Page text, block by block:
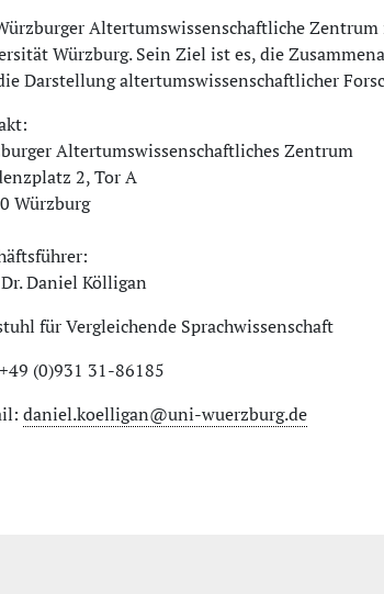
Altertumswissenschaftliche
Würzburg. Sein Ziel ist es, die
Darstellung altertumswissenschaftlicher
Altertumswissenschaftliches Zentrum
2, Tor A
Würzburg
Daniel Kölligan
für Vergleichende Sprachwissenschaft
(0)931 31-86185
daniel.koelligan@uni-wuerzburg.de